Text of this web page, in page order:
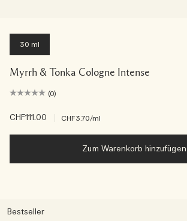
30 ml
Myrrh & Tonka Cologne Intense
(0)
CHF111.00 CHF3.70/ml
Zum Warenkorb hinzufügen
Bestseller